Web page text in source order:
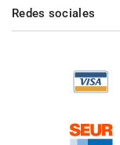
Redes sociales